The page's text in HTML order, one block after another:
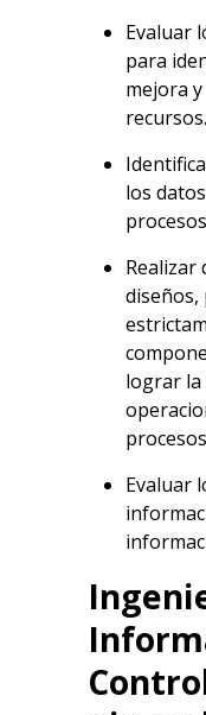
Evaluar
para
mejora
recursos.
los
Realizar
diseños,
lograr la
Evaluar